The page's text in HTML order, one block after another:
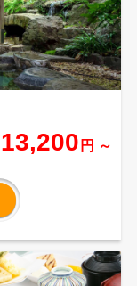
13,200 円 ～